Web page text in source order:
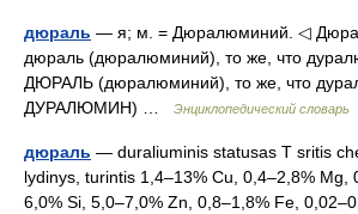
дюраль — я; м. = Дюралюминий. ◁
дюраль (дюралюминий), то же, что
ДЮРАЛЬ (дюралюминий), то же, что
ДУРАЛЮМИН) …
Энциклопедический словарь
дюраль — duraliuminis statusas T sritis
lydinys, turintis 1,4–13% Cu, 0,4–2,8% Mg,
6,0% Si, 5,0–7,0% Zn, 0,8–1,8% Fe,